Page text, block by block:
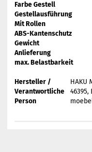
Farbe Gestell
Gestellausführung
Mit Rollen
ABS-Kantenschutz
Gewicht
Anlieferung
max. Belastbarkeit
Hersteller /
Verantwortliche
Person
HAKU